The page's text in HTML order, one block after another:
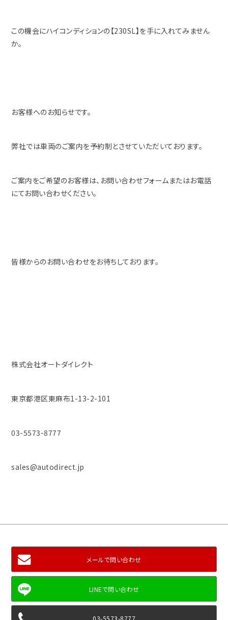
この機会にハイコンディションの【230SL】を手に入れてみません
か。
お客様へのお知らせです。
弊社では車両のご案内を予約制とさせていただいております。
ご案内をご希望のお客様は、お問い合わせフォームまたはお電話
にてお問い合わせください。
皆様からのお問い合わせをお待ちしております。
株式会社オートダイレクト
東京都港区東麻布1-13-2-101
03-5573-8777
sales@autodirect.jp
メールで問い合わせ
03-5573-8777